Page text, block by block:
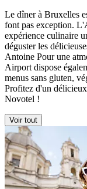
Le dîner à Bruxelles
font pas exception.
expérience culinaire
déguster les
Antoine Pour une
Airport dispose
menus sans gluten,
Profitez d'un
Novotel !
Voir tout